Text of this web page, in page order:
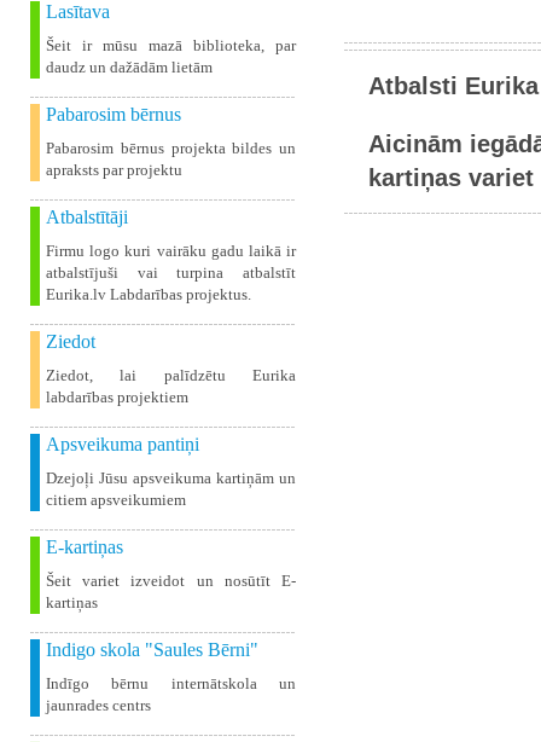
Lasītava
Šeit ir mūsu mazā biblioteka, par
daudz un dažādām lietām
Pabarosim bērnus
Pabarosim bērnus projekta bildes un
apraksts par projektu
Atbalstītāji
Firmu logo kuri vairāku gadu laikā ir
atbalstījuši vai turpina atbalstīt
Eurika.lv Labdarības projektus.
Ziedot
Ziedot, lai palīdzētu Eurika
labdarības projektiem
Apsveikuma pantiņi
Dzejoļi Jūsu apsveikuma kartiņām un
citiem apsveikumiem
E-kartiņas
Šeit variet izveidot un nosūtīt E-
kartiņas
Indigo skola "Saules Bērni"
Indīgo bērnu internātskola un
jaunrades centrs
Atbalsti
Aicinām
kartiņas variet